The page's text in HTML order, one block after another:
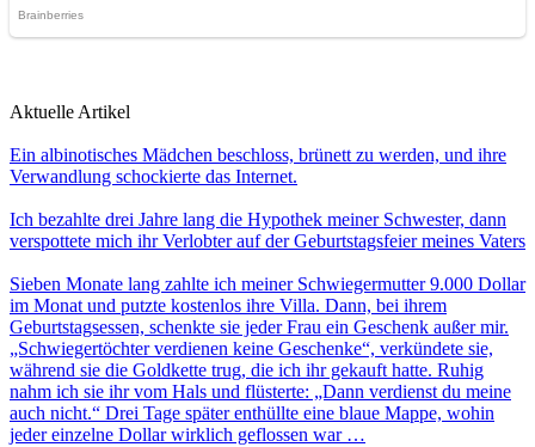
Aktuelle Artikel
Ein albinotisches Mädchen beschloss, brünett zu werden, und ihre
Verwandlung schockierte das Internet.
Ich bezahlte drei Jahre lang die Hypothek meiner Schwester, dann
verspottete mich ihr Verlobter auf der Geburtstagsfeier meines Vaters
Sieben Monate lang zahlte ich meiner Schwiegermutter 9.000 Dollar
im Monat und putzte kostenlos ihre Villa. Dann, bei ihrem
Geburtstagsessen, schenkte sie jeder Frau ein Geschenk außer mir.
„Schwiegertöchter verdienen keine Geschenke“, verkündete sie,
während sie die Goldkette trug, die ich ihr gekauft hatte. Ruhig
nahm ich sie ihr vom Hals und flüsterte: „Dann verdienst du meine
auch nicht.“ Drei Tage später enthüllte eine blaue Mappe, wohin
jeder einzelne Dollar wirklich geflossen war …